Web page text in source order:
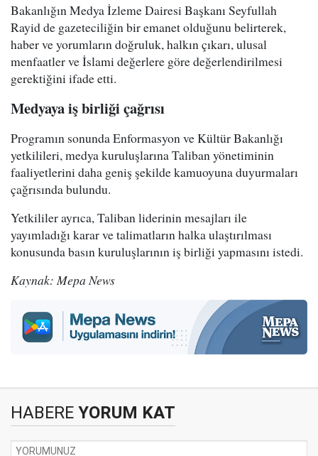
Bakanlığın Medya İzleme Dairesi Başkanı Seyfullah
Rayid de gazeteciliğin bir emanet olduğunu belirterek,
haber ve yorumların doğruluk, halkın çıkarı, ulusal
menfaatler ve İslami değerlere göre değerlendirilmesi
gerektiğini ifade etti.
Medyaya iş birliği çağrısı
Programın sonunda Enformasyon ve Kültür Bakanlığı
yetkilileri, medya kuruluşlarına Taliban yönetiminin
faaliyetlerini daha geniş şekilde kamuoyuna duyurmaları
çağrısında bulundu.
Yetkililer ayrıca, Taliban liderinin mesajları ile
yayımladığı karar ve talimatların halka ulaştırılması
konusunda basın kuruluşlarının iş birliği yapmasını istedi.
Kaynak: Mepa News
HABERE YORUM KAT